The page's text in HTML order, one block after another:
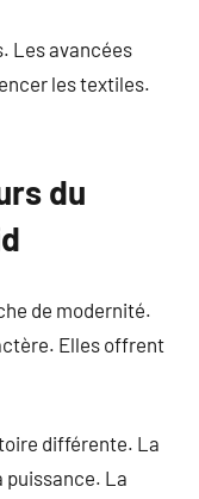
Les avancées
les textiles.
du
de modernité.
Elles offrent
différente. La
puissance. La